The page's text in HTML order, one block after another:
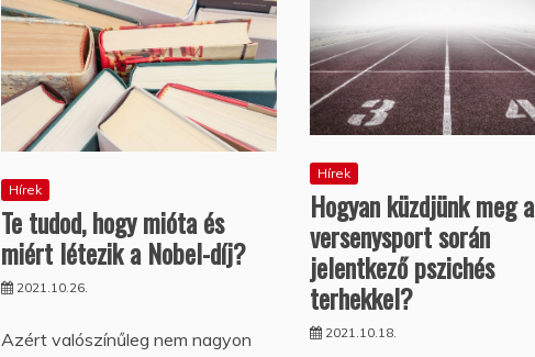
Hírek
Te tudod, hogy mióta és
miért létezik a Nobel-díj?
2021.10.26.
Azért valószínűleg nem nagyon
Hírek
Hogyan küzdjünk meg a
versenysport során
jelentkező pszichés
terhekkel?
2021.10.18.